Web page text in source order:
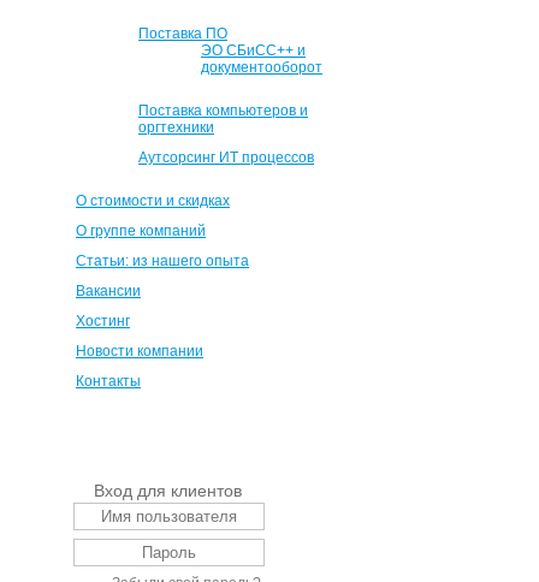
Поставка ПО
ЭО СБиСС++ и
документооборот
Поставка компьютеров и
оргтехники
Аутсорсинг ИТ процессов
О стоимости и скидках
О группе компаний
Статьи: из нашего опыта
Вакансии
Хостинг
Новости компании
Контакты
Вход для клиентов